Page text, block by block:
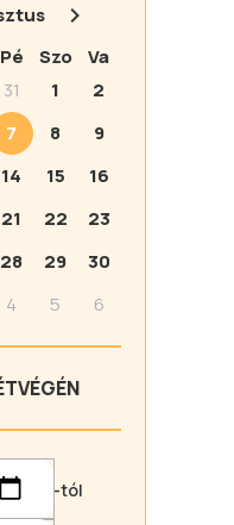
Pé Szo
Va
31 1
2
7 8
9
14 15
16
21 22
23
28 29
30
4 5 6
-tól